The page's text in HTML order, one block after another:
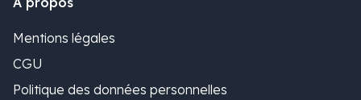
Mentions légales
CGU
Politique des données personnelles